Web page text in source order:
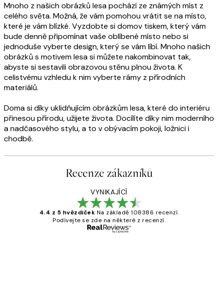
Mnoho z našich obrázků lesa pochází ze známých míst z
celého světa. Možná, že vám pomohou vrátit se na místo,
které je vám blízké. Vyzdobte si domov tiskem, který vám
bude denně připomínat vaše oblíbené místo nebo si
jednoduše vyberte design, který se vám líbí. Mnoho našich
obrázků s motivem lesa si můžete nakombinovat tak,
abyste si sestavili obrazovou stěnu plnou života. K
celistvému vzhledu k nim vyberte rámy z přírodních
materiálů.
Doma si díky uklidňujícím obrázkům lesa, které do interiéru
přinesou přírodu, užijete života. Docílíte díky nim moderního
a nadčasového stylu, a to v obývacím pokoji, ložnici i
chodbě.
Recenze zákazníků
VYNIKAJÍCÍ
4.4 z 5 hvězdiček Na základě 108386 recenzí.
Podívejte se zde na některé z recenzí.